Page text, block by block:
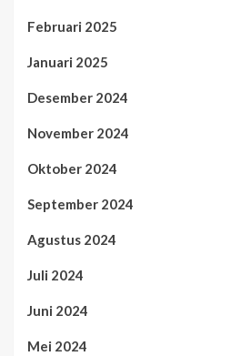
Februari 2025
Januari 2025
Desember 2024
November 2024
Oktober 2024
September 2024
Agustus 2024
Juli 2024
Juni 2024
Mei 2024